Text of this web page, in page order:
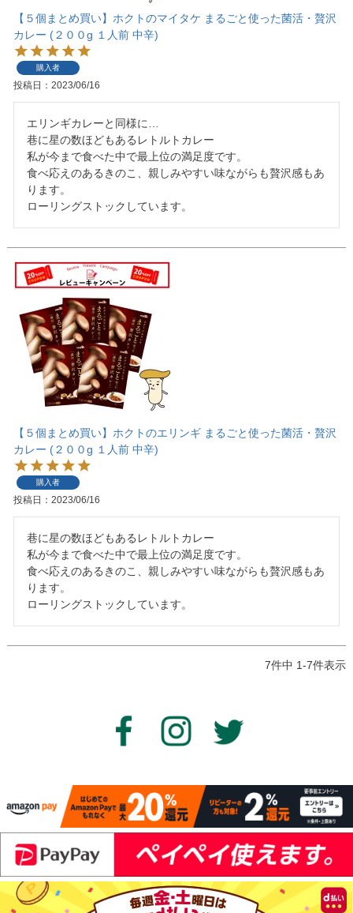
【５個まとめ買い】ホクトのマイタケ まるごと使った菌活・贅沢
カレー (２００g １人前 中辛)
購入者
投稿日 2023/06/16
エリンギカレーと同様に…
巷に星の数ほどもあるレトルトカレー
私が今まで食べた中で最上位の満足度です。
食べ応えのあるきのこ、親しみやすい味ながらも贅沢感もあ
ります。
ローリングストックしています。
【５個まとめ買い】ホクトのエリンギ まるごと使った菌活・贅沢
カレー (２００g １人前 中辛)
購入者
投稿日 2023/06/16
巷に星の数ほどもあるレトルトカレー
私が今まで食べた中で最上位の満足度です。
食べ応えのあるきのこ、親しみやすい味ながらも贅沢感もあ
ります。
ローリングストックしています。
7件中 1-7件表示